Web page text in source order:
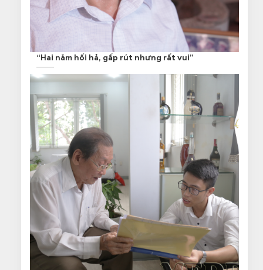
“Hai năm hối hả, gấp rút nhưng rất vui”